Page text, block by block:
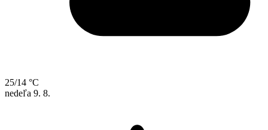
25/14 °C
nedeľa 9. 8.